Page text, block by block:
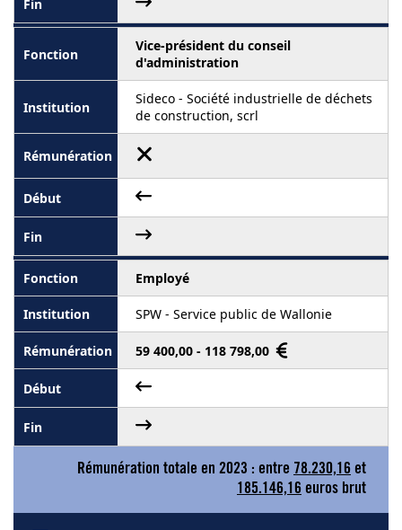
Vice-président du conseil
d'administration
Sideco - Société industrielle de déchets
de construction, scrl
Employé
SPW - Service public de Wallonie
59 400,00 - 118 798,00
Rémunération totale en 2023 : entre 78.230,16 et
185.146,16 euros brut